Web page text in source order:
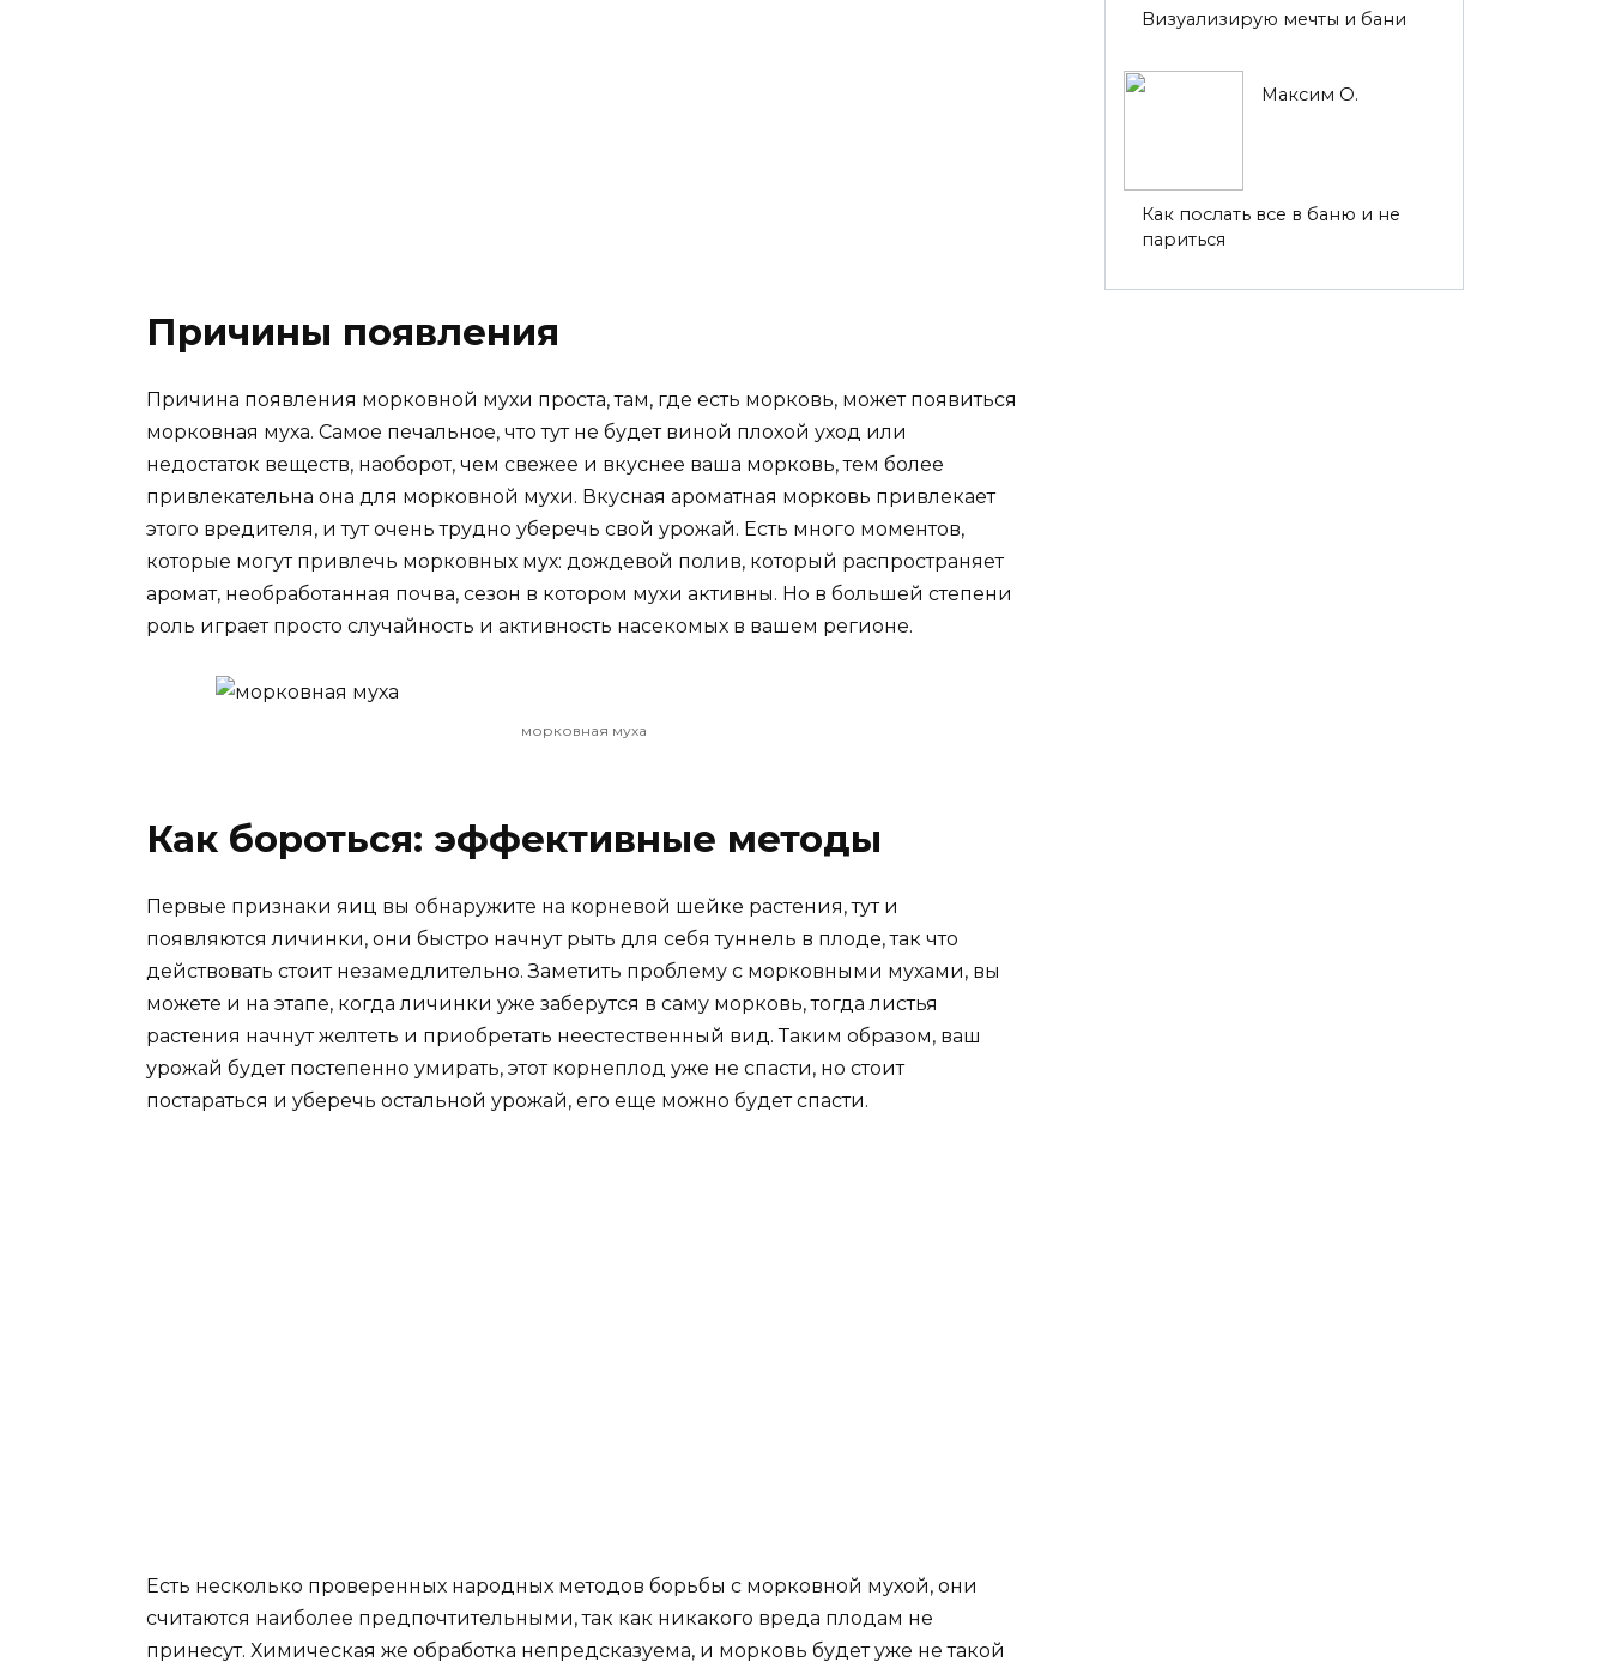
Причины появления
Причина появления морковной мухи проста, там, где есть морковь, может появиться
морковная муха. Самое печальное, что тут не будет виной плохой уход или
недостаток веществ, наоборот, чем свежее и вкуснее ваша морковь, тем более
привлекательна она для морковной мухи. Вкусная ароматная морковь привлекает
этого вредителя, и тут очень трудно уберечь свой урожай. Есть много моментов,
которые могут привлечь морковных мух: дождевой полив, который распространяет
аромат, необработанная почва, сезон в котором мухи активны. Но в большей степени
роль играет просто случайность и активность насекомых в вашем регионе.
морковная муха
Как бороться: эффективные методы
Первые признаки яиц вы обнаружите на корневой шейке растения, тут и
появляются личинки, они быстро начнут рыть для себя туннель в плоде, так что
действовать стоит незамедлительно. Заметить проблему с морковными мухами, вы
можете и на этапе, когда личинки уже заберутся в саму морковь, тогда листья
растения начнут желтеть и приобретать неестественный вид. Таким образом, ваш
урожай будет постепенно умирать, этот корнеплод уже не спасти, но стоит
постараться и уберечь остальной урожай, его еще можно будет спасти.
Есть несколько проверенных народных методов борьбы с морковной мухой, они
считаются наиболее предпочтительными, так как никакого вреда плодам не
принесут. Химическая же обработка непредсказуема, и морковь будет уже не такой
Визуализирую мечты и бани
Максим О.
Как послать все в баню и не
париться